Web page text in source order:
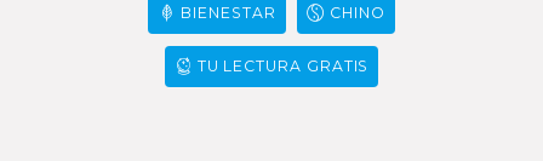
BIENESTAR CHINO
TU LECTURA GRATIS